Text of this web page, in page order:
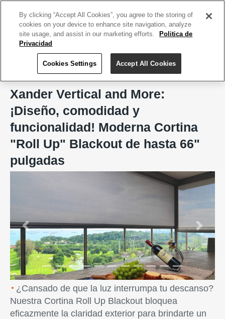
Xander Vertical and More
Xander Vertical and More:
¡Diseño, comodidad y
funcionalidad! Moderna Cortina
"Roll Up" Blackout de hasta 66"
pulgadas
Previous Next
¿Cansado de que la luz interrumpa tu descanso?
Nuestra Cortina Roll Up Blackout bloquea
eficazmente la claridad exterior para brindarte un
By clicking “Accept All Cookies”, you agree to the storing of
cookies on your device to enhance site navigation, analyze
site usage, and assist in our marketing efforts.
Politica de
Privacidad
Cookies Settings Accept All Cookies